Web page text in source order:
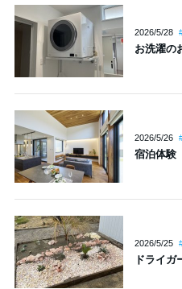
2026/5/28
お洗濯の
2026/5/26
宿泊体験
2026/5/25
ドライガ